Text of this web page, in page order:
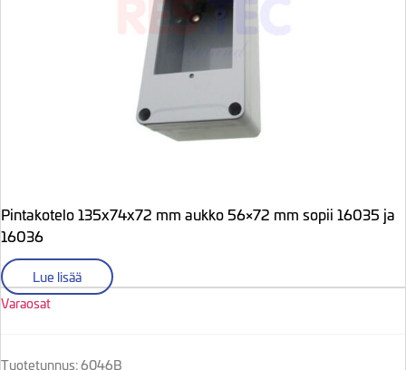
Pintakotelo 135x74x72 mm aukko 56×72 mm sopii 16035 ja
16036
Lue lisää
Varaosat
Tuotetunnus: 6046B